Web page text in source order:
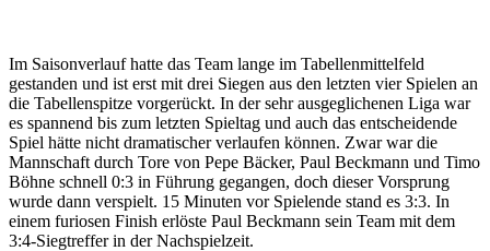
Im Saisonverlauf hatte das Team lange im Tabellenmittelfeld
gestanden und ist erst mit drei Siegen aus den letzten vier Spielen an
die Tabellenspitze vorgerückt. In der sehr ausgeglichenen Liga war
es spannend bis zum letzten Spieltag und auch das entscheidende
Spiel hätte nicht dramatischer verlaufen können. Zwar war die
Mannschaft durch Tore von Pepe Bäcker, Paul Beckmann und Timo
Böhne schnell 0:3 in Führung gegangen, doch dieser Vorsprung
wurde dann verspielt. 15 Minuten vor Spielende stand es 3:3. In
einem furiosen Finish erlöste Paul Beckmann sein Team mit dem
3:4-Siegtreffer in der Nachspielzeit.